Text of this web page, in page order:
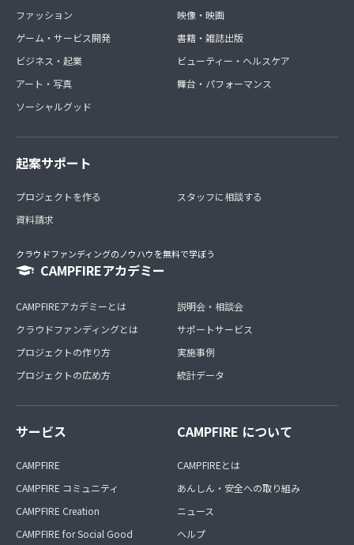
ファッション
ゲーム・サービス開発
ビジネス・起業
アート・写真
ソーシャルグッド
映像・映画
書籍・雑誌出版
ビューティー・ヘルスケア
舞台・パフォーマンス
起案サポート
プロジェクトを作る
資料請求
スタッフに相談する
クラウドファンディングのノウハウを無料で学ぼう
CAMPFIREアカデミー
CAMPFIREアカデミーとは
クラウドファンディングとは
プロジェクトの作り方
プロジェクトの広め方
説明会・相談会
サポートサービス
実施事例
統計データ
サービス
CAMPFIRE
CAMPFIRE コミュニティ
CAMPFIRE Creation
CAMPFIRE for Social Good
CAMPFIRE について
CAMPFIREとは
あんしん・安全への取り組み
ニュース
ヘルプ